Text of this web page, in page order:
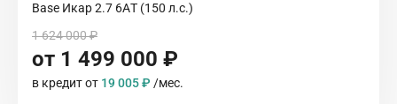
Base Икар 2.7 6AТ (150 л.с.)
1 624 000 ₽
от 1 499 000 ₽
в кредит от 19 005 ₽ /мес.